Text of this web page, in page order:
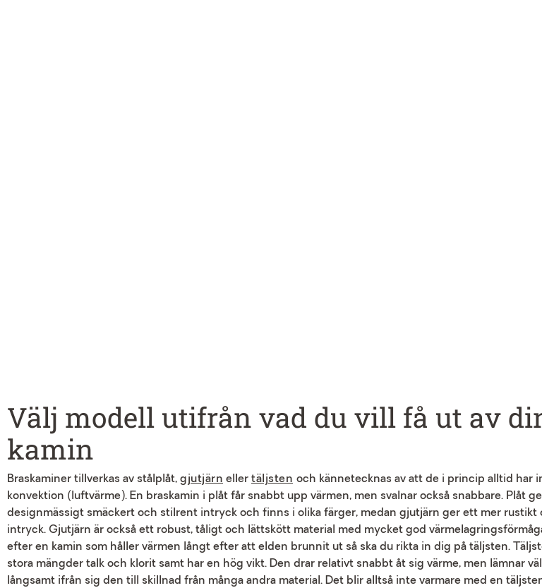
Välj modell utifrån vad du vill få ut av
kamin
Braskaminer tillverkas av stålplåt, gjutjärn eller täljsten och kännetecknas av att de i princip alltid har
konvektion (luftvärme). En braskamin i plåt får snabbt upp värmen, men svalnar också snabbare. Plåt
designmässigt smäckert och stilrent intryck och finns i olika färger, medan gjutjärn ger ett mer rustikt
intryck. Gjutjärn är också ett robust, tåligt och lättskött material med mycket god
efter en kamin som håller värmen långt efter att elden brunnit ut så ska du rikta in dig på täljsten.
stora mängder talk och klorit samt har en hög vikt. Den drar relativt snabbt åt sig värme, men lämnar
långsamt ifrån sig den till skillnad från många andra material. Det blir alltså inte varmare med en